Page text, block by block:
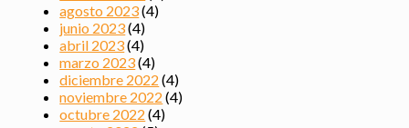
agosto 2023(4)
junio 2023(4)
abril 2023(4)
marzo 2023(4)
diciembre 2022 (4)
noviembre 2022 (4)
octubre 2022 (4)